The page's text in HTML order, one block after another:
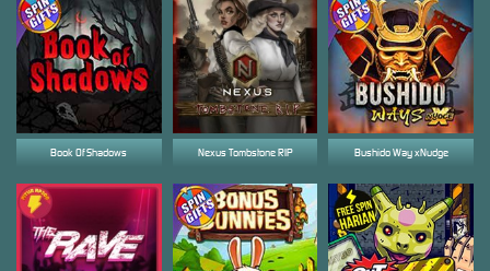
Nexus Tombstone RIP
Book Of Shadows Bushido Way xNudge